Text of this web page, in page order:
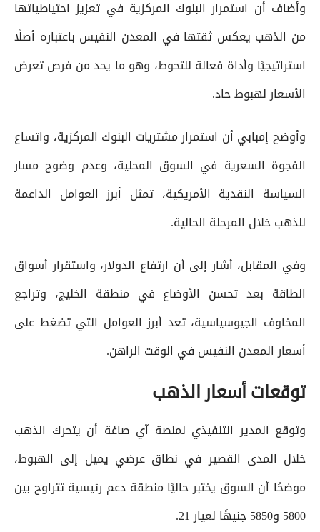
وأضاف أن استمرار البنوك المركزية في تعزيز احتياطياتها
من الذهب يعكس ثقتها في المعدن النفيس باعتباره أصلًا
استراتيجيًا وأداة فعالة للتحوط، وهو ما يحد من فرص تعرض
الأسعار لهبوط حاد.
وأوضح إمبابي أن استمرار مشتريات البنوك المركزية، واتساع
الفجوة السعرية في السوق المحلية، وعدم وضوح مسار
السياسة النقدية الأمريكية، تمثل أبرز العوامل الداعمة
للذهب خلال المرحلة الحالية.
وفي المقابل، أشار إلى أن ارتفاع الدولار، واستقرار أسواق
الطاقة بعد تحسن الأوضاع في منطقة الخليج، وتراجع
المخاوف الجيوسياسية، تعد أبرز العوامل التي تضغط على
أسعار المعدن النفيس في الوقت الراهن.
توقعات أسعار الذهب
وتوقع المدير التنفيذي لمنصة آي صاغة أن يتحرك الذهب
خلال المدى القصير في نطاق عرضي يميل إلى الهبوط،
موضحًا أن السوق يختبر حاليًا منطقة دعم رئيسية تتراوح بين
5800 و5850 جنيهًا لعيار 21.